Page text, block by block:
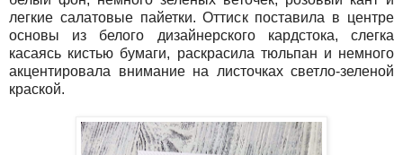
легкие салатовые пайетки. Оттиск поставила в центре
основы из белого дизайнерского кардстока, слегка
касаясь кистью бумаги, раскрасила тюльпан и немного
акцентировала внимание на листочках светло-зеленой
краской.